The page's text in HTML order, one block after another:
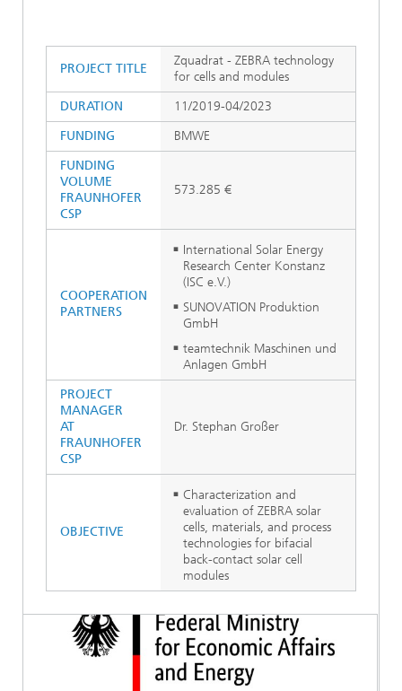
PROJECT TITLE
Zquadrat - ZEBRA technology
for cells and modules
DURATION
11/2019-04/2023
FUNDING
BMWE
FUNDING
VOLUME
FRAUNHOFER
CSP
573.285 €
COOPERATION
PARTNERS
International Solar Energy
Research Center Konstanz
(ISC e.V.)
SUNOVATION Produktion
GmbH
teamtechnik Maschinen und
Anlagen GmbH
PROJECT
MANAGER
AT
FRAUNHOFER
CSP
Dr. Stephan Großer
OBJECTIVE
Characterization and
evaluation of ZEBRA solar
cells, materials, and process
technologies for bifacial
back-contact solar cell
modules